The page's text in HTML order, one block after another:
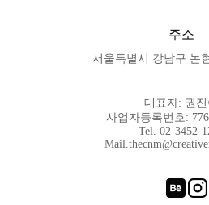
주소
서울특별시 강남구 논
대표자: 권
사업자등록번호:
Tel. 02-3452-